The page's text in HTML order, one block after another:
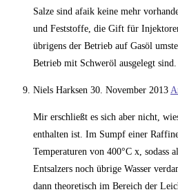
Salze sind afaik keine mehr
und Feststoffe, die Gift für
übrigens der Betrieb auf Gasöl
Betrieb mit Schweröl ausgelegt sind.
Niels Harksen 30. November 2013
Mir erschließt es sich aber nicht,
enthalten ist. Im Sumpf einer
Temperaturen von 400°C x, sodass
Entsalzers noch übrige Wasser
dann theoretisch im Bereich der